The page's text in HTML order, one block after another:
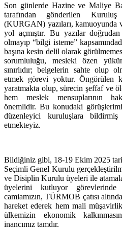
Son günlerde Hazine ve Maliye
tarafından gönderilen
(KURGAN) yazıları, kamuoyunda
yol açmıştır. Bu yazılar
olmayıp “bilgi isteme”
başına kesin delil olarak
sorumluluğu, mesleki özen
sınırlıdır; belgelerin sahte olup
etmek görevi yoktur. Öngörülen
yaratmakta olup, sürecin şeffaf ve
hem meslek mensuplarının
önemlidir. Bu konudaki
düzenleyici kuruluşlara
etmekteyiz.
Bildiğiniz gibi, 18-19 Ekim 2025
Seçimli Genel Kurulu
ve Disiplin Kurulu üyeleri ile
üyelerini kutluyor
camiamızın, TÜRMOB çatısı
hareket ederek hem mali
ülkemizin ekonomik
inancımız tamdır.